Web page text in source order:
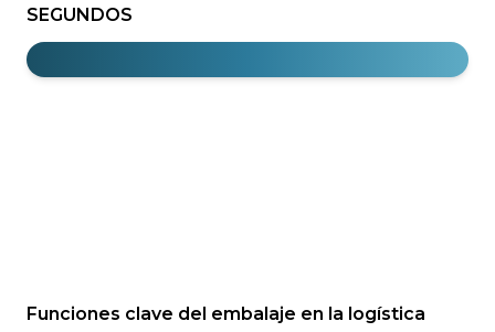
SEGUNDOS
Funciones clave del embalaje en la logística